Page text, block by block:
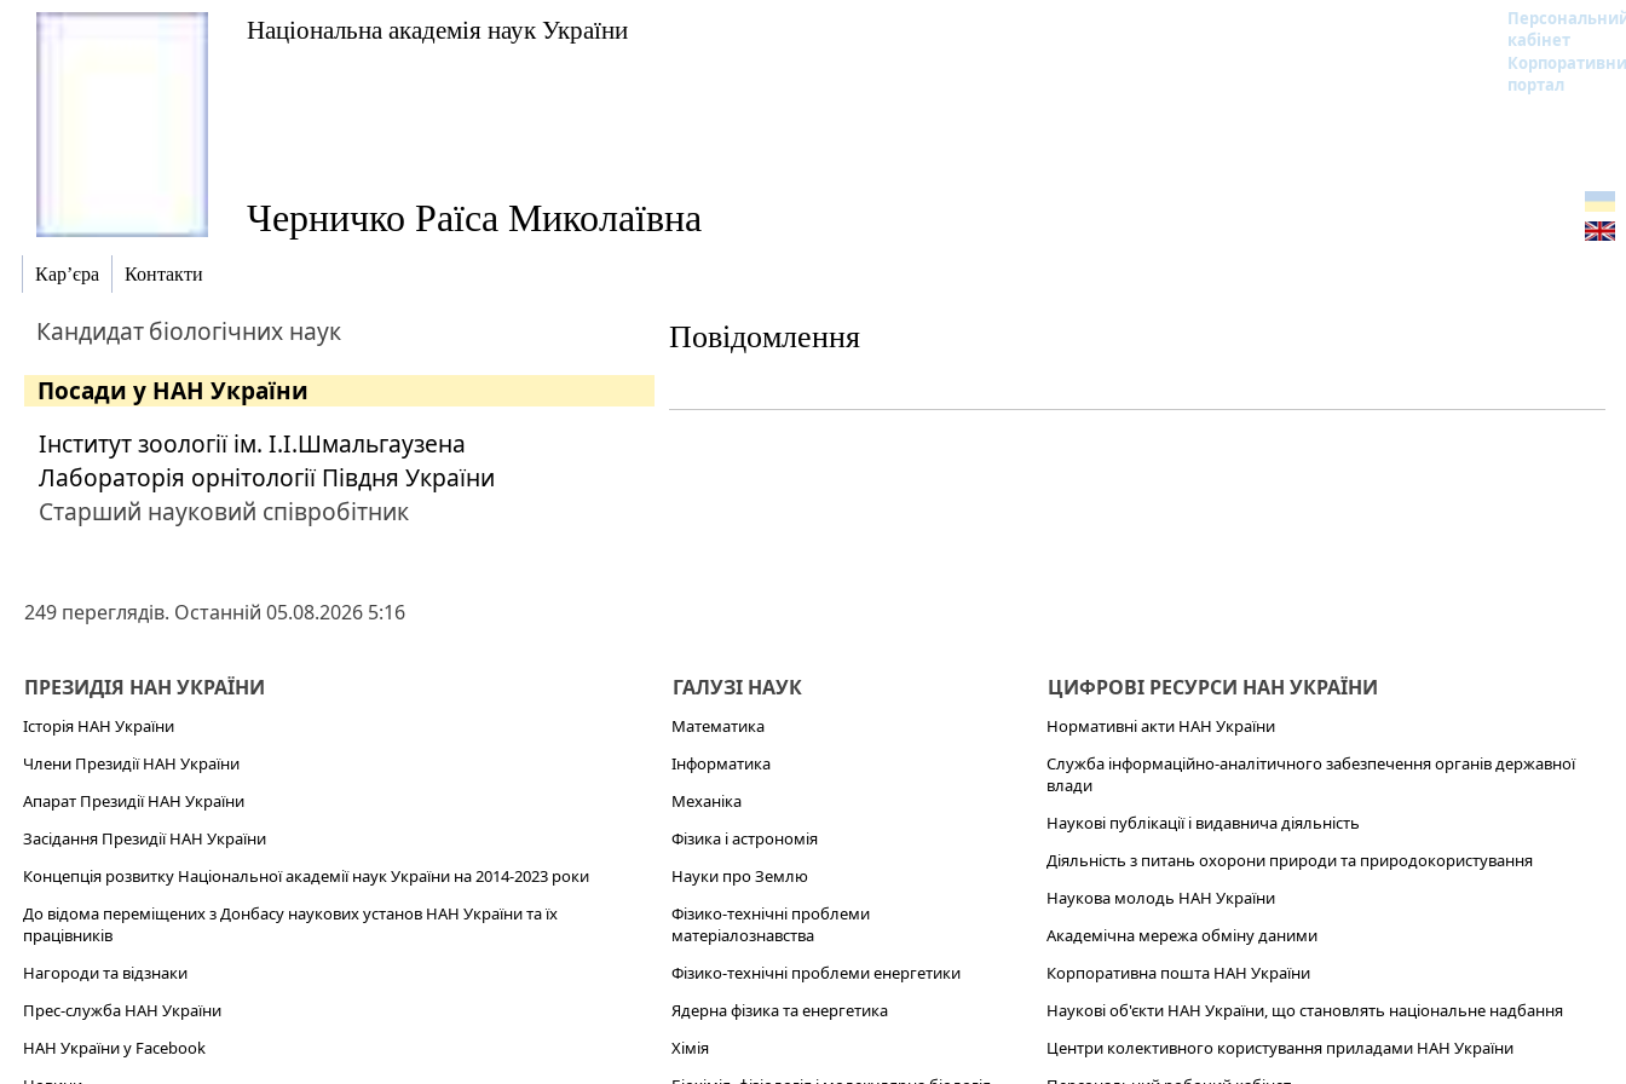
Національна академія наук України
кабінет
портал
Черничко Раїса Миколаївна
Кар’єра Контакти
Кандидатбіологічних наук
Посади у НАН України
Інститут зоології ім. І.І.Шмальгаузена
Лабораторія орнітології Півдня України
Старший науковий співробітник
249 переглядів. Останній 05.08.2026 5:16
Повідомлення
ПРЕЗИДІЯ НАН УКРАЇНИ
Історія НАН України
Члени Президії НАН України
Апарат Президії НАН України
Засідання Президії НАН України
Концепція розвитку Національної академії наук України на 2014-2023 роки
До відома переміщених з Донбасу наукових установ НАН України та їх
працівників
Нагороди та відзнаки
Прес-служба НАН України
НАН України у Facebook
ГАЛУЗІ НАУК
Математика
Інформатика
Механіка
Фізика і астрономія
Науки про Землю
Фізико-технічні проблеми
матеріалознавства
Фізико-технічні проблеми енергетики
Ядерна фізика та енергетика
Хімія
ЦИФРОВІ РЕСУРСИ НАН УКРАЇНИ
Нормативні акти НАН України
Служба інформаційно-аналітичного забезпечення органів державної
влади
Наукові публікації і видавнича діяльність
Діяльність з питань охорони природи та природокористування
Наукова молодь НАН України
Академічна мережа обміну даними
Корпоративна пошта НАН України
Наукові об'єкти НАН України, що становлять національне надбання
Центри колективного користування приладами НАН України